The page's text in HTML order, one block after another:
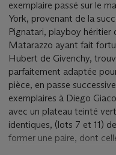
exemplaire passé sur le
York, provenant de la
Pignatari, playboy héritier
Matarazzo ayant fait
Hubert de Givenchy,
parfaitement adaptée
pièce, en passe
exemplaires à Diego
avec un plateau teinté
identiques, (lots 7 et 11)
former une paire, dont